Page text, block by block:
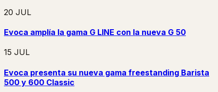
20 JUL
Evoca amplía la gama G LINE con la nueva G 50
15 JUL
Evoca presenta su nueva gama freestanding Barista
500 y 600 Classic